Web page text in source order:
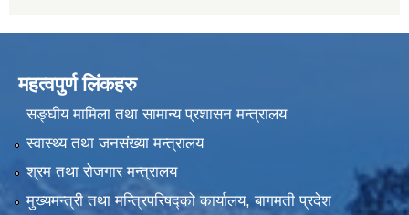
महत्वपुर्ण लिंकहरु
सङ्घीय मामिला तथा सामान्य प्रशासन मन्त्रालय
स्वास्थ्य तथा जनसंख्या मन्त्रालय
श्रम तथा रोजगार मन्त्रालय
मुख्यमन्त्री तथा मन्त्रिपरिषद्को कार्यालय, बागमती प्रदेश